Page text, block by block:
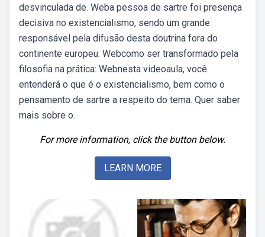
desvinculada de. Weba pessoa de sartre foi presença
decisiva no existencialismo, sendo um grande
responsável pela difusão desta doutrina fora do
continente europeu. Webcomo ser transformado pela
filosofia na prática: Webnesta videoaula, você
entenderá o que é o existencialismo, bem como o
pensamento de sartre a respeito do tema. Quer saber
mais sobre o.
For more information, click the button below.
LEARN MORE